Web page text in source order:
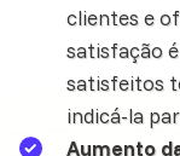
clientes e
satisfação
satisfeitos
indicá-la
Aumento